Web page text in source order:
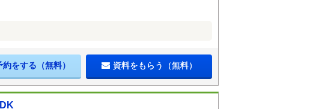
約をする（無料） 資料をもらう（無料）